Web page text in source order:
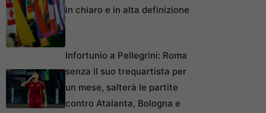
in chiaro e in alta definizione
Infortunio a Pellegrini: Roma
senza il suo trequartista per
un mese, salterà le partite
contro Atalanta, Bologna e